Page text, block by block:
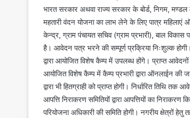
भारत सरकार अथवा राज्य सरकार के बोर्ड, निगम, मण्डल के
महतारी वंदन योजना का लाभ लेने के लिए पात्र
केन्द्र, ग्राम पंचायत सचिव (ग्राम प्रभारी), बाल विकास
है। आवेदन पत्र भरने की सम्पूर्ण प्रक्रिया निःशुल्क
द्वारा आयोजित विशेष कैम्प में उपलब्ध होंगे। प्राप्त आवेदनों
आयोजित विशेष कैम्प में कैम्प प्रभारी द्वारा ऑनलाईन की
द्वारा भी हितग्राही को प्राप्त होगी। निर्धारित तिथि
आपत्ति निराकरण समितियों द्वारा आपत्तियों का
परियोजना अधिकारी की समिति होगी। नगरीय क्षेत्रों